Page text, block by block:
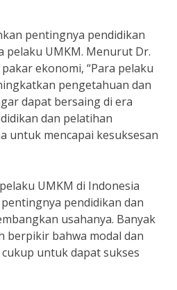
pentingnya pendidikan
pelaku UMKM. Menurut Dr.
ekonomi, “Para pelaku
pengetahuan dan
dapat bersaing di era
dan pelatihan
untuk mencapai kesuksesan
UMKM di Indonesia
pendidikan dan
usahanya. Banyak
berpikir bahwa modal dan
untuk dapat sukses